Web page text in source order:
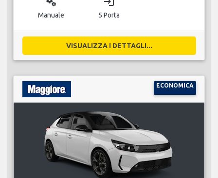
Manuale 5 Porta
VISUALIZZA I DETTAGLI...
ECONOMICA